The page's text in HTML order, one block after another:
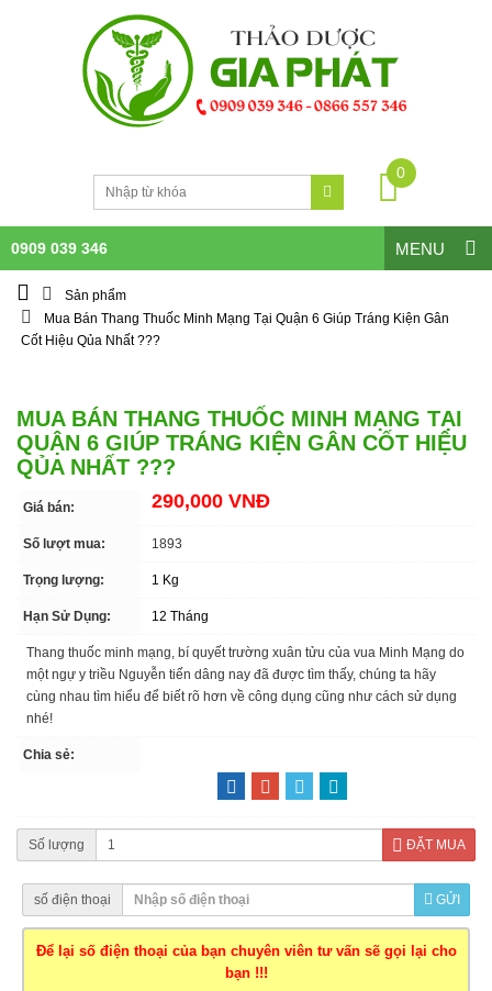
0
MENU
0909 039 346
Sản phẩm
Mua Bán Thang Thuốc Minh Mạng Tại Quận 6 Giúp Tráng Kiện Gân
Cốt Hiệu Qủa Nhất ???
MUA BÁN THANG THUỐC MINH MẠNG TẠI
QUẬN 6 GIÚP TRÁNG KIỆN GÂN CỐT HIỆU
QỦA NHẤT ???
Giá bán: 290,000 VNĐ
Số lượt mua: 1893
Trọng lượng: 1 Kg
Hạn Sử Dụng: 12 Tháng
Thang thuốc minh mạng, bí quyết trường xuân tửu của vua Minh Mạng do
một ngự y triều Nguyễn tiến dâng nay đã được tìm thấy, chúng ta hãy
cùng nhau tìm hiểu để biết rõ hơn về công dụng cũng như cách sử dụng
nhé!
Chia sẻ:
Số lượng ĐẶT MUA
số điện thoại GỬI
Để lại số điện thoại của bạn chuyên viên tư vấn sẽ gọi lại cho
bạn !!!